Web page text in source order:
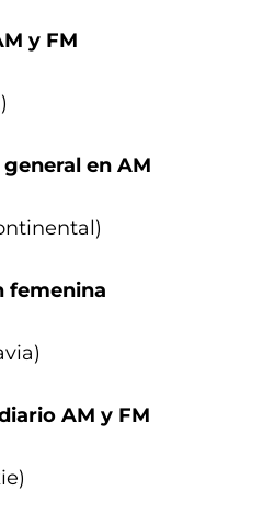
y FM
en AM
femenina
AM y FM